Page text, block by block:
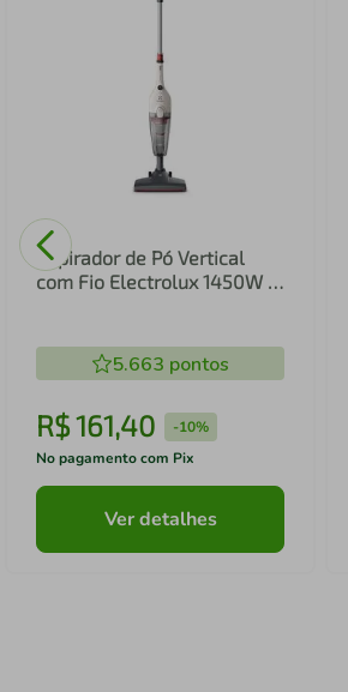
Aspirador de Pó Vertical
com Fio Electrolux 1450W 2
5.663 pontos
R$161,40 -10%
No pagamento com Pix
Ver detalhes